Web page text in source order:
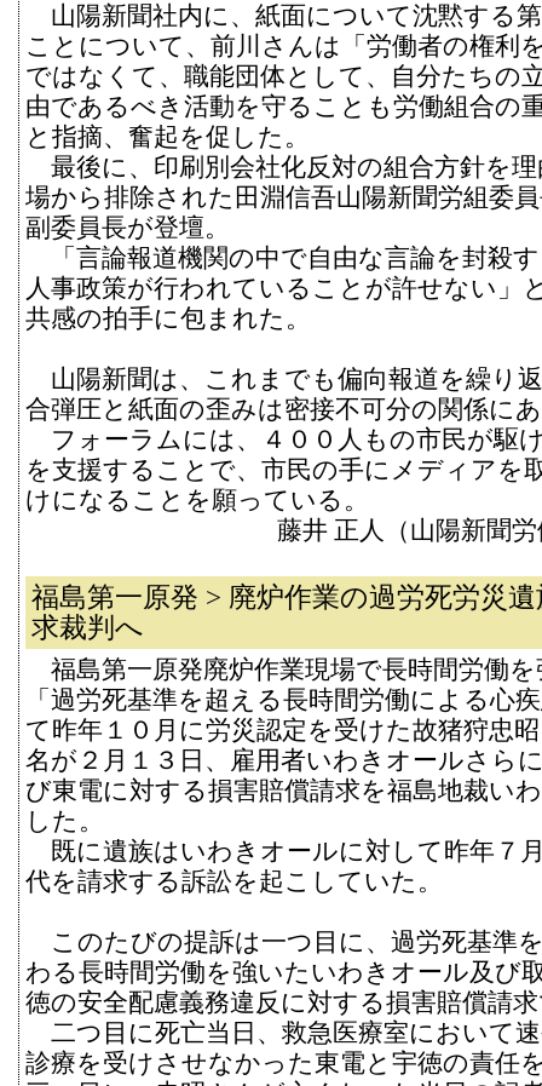
山陽新聞社内に、紙面について沈黙する
ことについて、前川さんは「労働者の権利
ではなくて、職能団体として、自分たちの
由であるべき活動を守ることも労働組合の
と指摘、奮起を促した。
最後に、印刷別会社化反対の組合方針を
場から排除された田淵信吾山陽新聞労組委
副委員長が登壇。
「言論報道機関の中で自由な言論を封殺
人事政策が行われていることが許せない」
共感の拍手に包まれた。
山陽新聞は、これまでも偏向報道を繰り
合弾圧と紙面の歪みは密接不可分の関係に
フォーラムには、４００人もの市民が駆
を支援することで、市民の手にメディアを
けになることを願っている。
藤井 正人（山陽新聞
福島第一原発 > 廃炉作業の過労死労災
求裁判へ
福島第一原発廃炉作業現場で長時間労働
「過労死基準を超える長時間労働による心
て昨年１０月に労災認定を受けた故猪狩忠
名が２月１３日、雇用者いわきオールさら
び東電に対する損害賠償請求を福島地裁い
した。
既に遺族はいわきオールに対して昨年７
代を請求する訴訟を起こしていた。
このたびの提訴は一つ目に、過労死基準
わる長時間労働を強いたいわきオール及び
徳の安全配慮義務違反に対する損害賠償請
二つ目に死亡当日、救急医療室において
診療を受けさせなかった東電と宇徳の責任